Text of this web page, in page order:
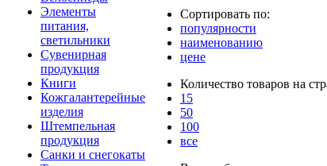
Элементы
питания,
светильники
Сувенирная
продукция
Книги
Кожгалантерейные
изделия
Штемпельная
продукция
Санки и снегокаты
Сортировать по:
популярности
наименованию
цене
Количество товаров на
15
50
100
все